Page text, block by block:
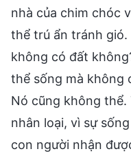
nhà của chim chóc
thể trú ẩn tránh
không có đất
thể sống mà không
Nó cũng không thể.
nhân loại, vì sự
con người nhận